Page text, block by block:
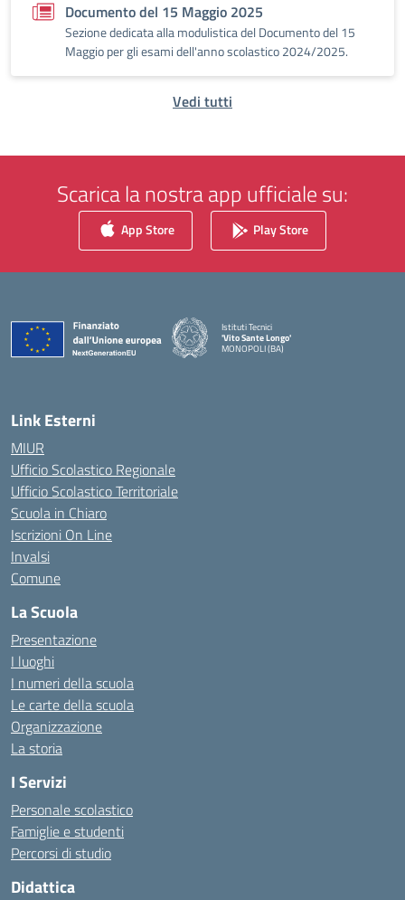
Documento del 15 Maggio 2025
Sezione dedicata alla modulistica del Documento del 15
Maggio per gli esami dell'anno scolastico 2024/2025.
Vedi tutti
Scarica la nostra app ufficiale su:
App Store Play Store
Istituti Tecnici
'Vito Sante Longo'
MONOPOLI (BA)
Link Esterni
MIUR
Ufficio Scolastico Regionale
Ufficio Scolastico Territoriale
Scuola in Chiaro
Iscrizioni On Line
Invalsi
Comune
La Scuola
Presentazione
I luoghi
I numeri della scuola
Le carte della scuola
Organizzazione
La storia
I Servizi
Personale scolastico
Famiglie e studenti
Percorsi di studio
Didattica